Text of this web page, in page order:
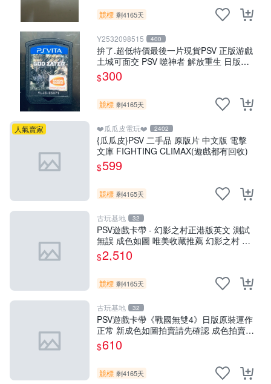
競標 剩4165天
Y2532098515 400
拚了.超低特價最後一片現貨PSV 正版游戲
土城可面交 PSV 噬神者 解放重生 日版
【9成新】✪裸片 二手九成新~
$300
競標 剩4165天
人氣賣家 ❤️瓜瓜皮電玩❤️ 2402
{瓜瓜皮}PSV 二手品 原版片 中文版 電擊
文庫 FIGHTING CLIMAX(遊戲都有回收)
$599
競標 剩4165天
古玩基地 32
PSV遊戲卡帶 - 幻影之村正港版英文 測試
無誤 成色如圖 唯美收藏推薦 幻影之村 正
版PSV 港版卡帶 成色保證 村正 港版 PSV
港版游戲
$2,510
競標 剩4165天
古玩基地 32
PSV遊戲卡帶《戰國無雙4》日版原裝運作
正常 新成色如圖拍賣請先確認 成色拍賣一
經成交概不退換 PSV遊戲 卡帶 戰國無雙
psv游戲卡帶，戰國無雙4
$610
競標 剩4165天